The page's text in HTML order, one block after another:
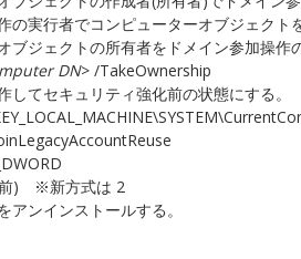
の実行者でコンピューターオブジェクト
ブジェクトの所有者をドメイン参加操作
DN> /TakeOwnership
してセキュリティ強化前の状態にする。
) ※新方式は 2
アンインストールする。